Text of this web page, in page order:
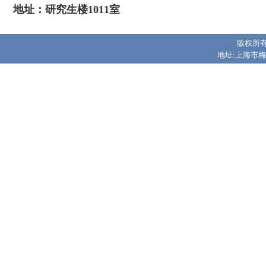
地址：研究生楼1011室
版权所
地址:上海市